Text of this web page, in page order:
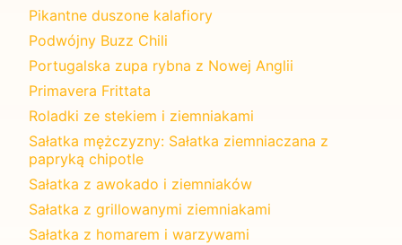
Pikantne duszone kalafiory
Podwójny Buzz Chili
Portugalska zupa rybna z Nowej Anglii
Primavera Frittata
Roladki ze stekiem i ziemniakami
Sałatka mężczyzny: Sałatka ziemniaczana z
papryką chipotle
Sałatka z awokado i ziemniaków
Sałatka z grillowanymi ziemniakami
Sałatka z homarem i warzywami